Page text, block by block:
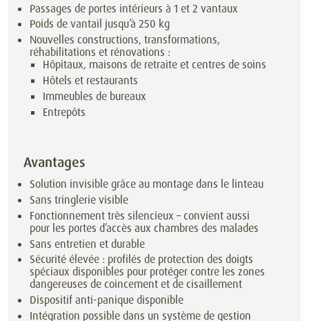
Passages de portes intérieurs à 1 et 2 vantaux
Poids de vantail jusqu’à250 kg
Nouvelles constructions, transformations,
réhabilitations et rénovations :
Hôpitaux, maisons de retraite et centres de soins
Hôtels et restaurants
Immeubles de bureaux
Entrepôts
Avantages
Solution invisible grâce au montage dans le linteau
Sans tringlerie visible
Fonctionnement très silencieux – convient aussi
pour les portes d’accès aux chambres des malades
Sans entretien et durable
Sécurité élevée : profilés de protection des doigts
spéciaux disponibles pour protéger contre les zones
dangereuses de coincement et de cisaillement
Dispositif anti-panique disponible
Intégration possible dans un système de gestion